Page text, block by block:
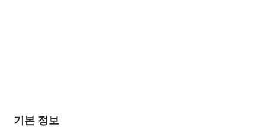
기본 정보